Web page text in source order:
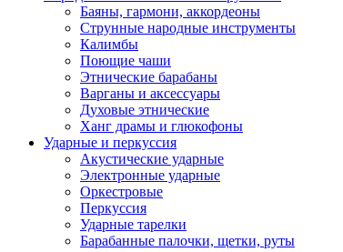
Баяны, гармони, аккордеоны
Струнные народные инструменты
Калимбы
Поющие чаши
Этнические барабаны
Варганы и аксессуары
Духовые этнические
Ханг драмы и глюкофоны
Ударные и перкуссия
Акустические ударные
Электронные ударные
Оркестровые
Перкуссия
Ударные тарелки
Барабанные палочки, щетки, руты